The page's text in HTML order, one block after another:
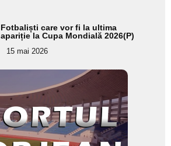
Fotbaliști care vor fi la ultima
apariție la Cupa Mondială 2026(P)
15 mai 2026